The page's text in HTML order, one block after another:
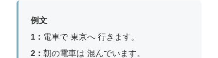
例文
1： 電車で 東京へ 行きます。
2：朝の電車は 混んでいます。